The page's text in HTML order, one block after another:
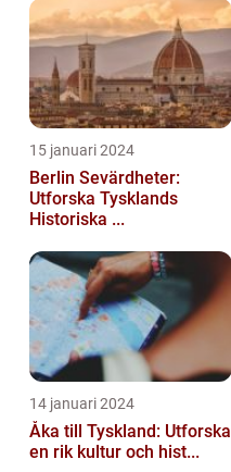
15 januari 2024
Berlin Sevärdheter:
Utforska Tysklands
Historiska ...
14 januari 2024
Åka till Tyskland: Utforska
en rik kultur och hist...